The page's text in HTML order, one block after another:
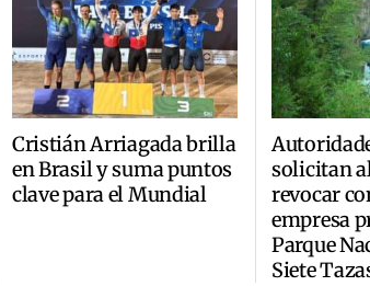
Cristián Arriagada brilla
en Brasil y suma puntos
clave para el Mundial
solicitan
revocar
empresa
Parque
Siete